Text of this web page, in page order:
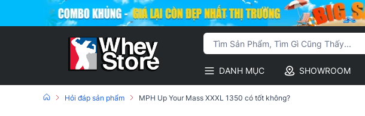
DANH MỤC SHOWROOM
Hỏi đáp sản phẩm MPH Up Your Mass XXXL 1350 có tốt không?